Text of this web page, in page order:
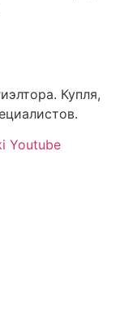
Купля,
Youtube